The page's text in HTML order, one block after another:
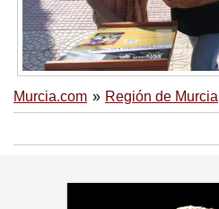
Murcia.com Región de Murcia